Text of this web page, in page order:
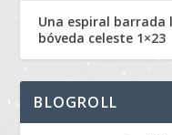
Una espiral barrada
bóveda celeste 1×23
BLOGROLL